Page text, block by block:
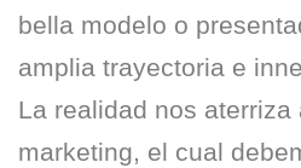
bella modelo o
amplia trayectoria e
La realidad nos aterriza
marketing, el cual